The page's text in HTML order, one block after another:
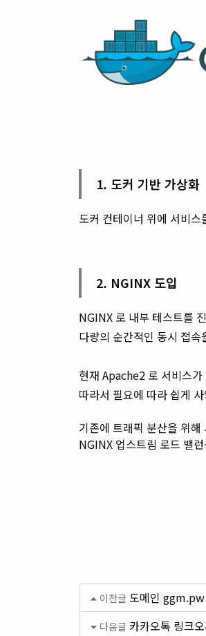
1. 도커 기반 가상화
도커 컨테이너 위에 서비
2. NGINX 도입
NGINX 로 내부 테스트를
다량의 순간적인 동시 접
현재 Apache2 로 서비스
따라서 필요에 따라 쉽게
기존에 트래픽 분산을 위
NGINX 업스트림 로드 밸
이전글 도메인
다음글 카카오톡 링크